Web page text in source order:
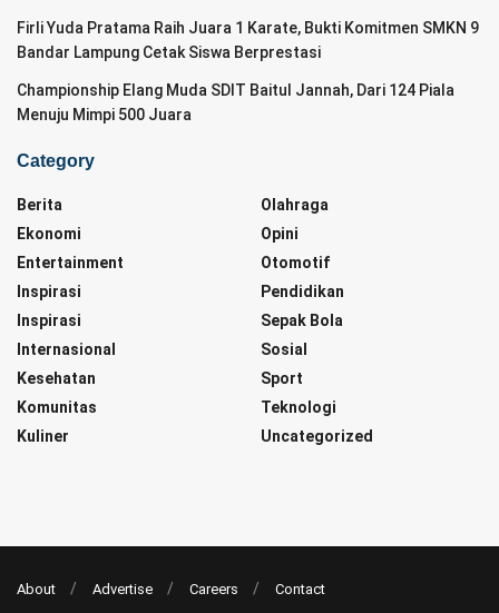
Firli Yuda Pratama Raih Juara 1 Karate, Bukti Komitmen SMKN 9
Bandar Lampung Cetak Siswa Berprestasi
Championship Elang Muda SDIT Baitul Jannah, Dari 124 Piala
Menuju Mimpi 500 Juara
Category
Berita
Ekonomi
Entertainment
Inspirasi
Inspirasi
Internasional
Kesehatan
Komunitas
Kuliner
Olahraga
Opini
Otomotif
Pendidikan
Sepak Bola
Sosial
Sport
Teknologi
Uncategorized
About Advertise Careers Contact